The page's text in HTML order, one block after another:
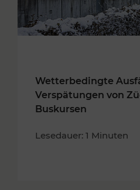
Wetterbedingte
Verspätungen von
Buskursen
Lesedauer: 1 Minuten